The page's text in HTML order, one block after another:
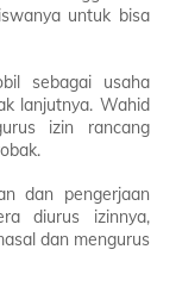
untuk bisa
sebagai usaha
lanjutnya. Wahid
izin rancang
dan pengerjaan
diurus izinnya,
dan mengurus